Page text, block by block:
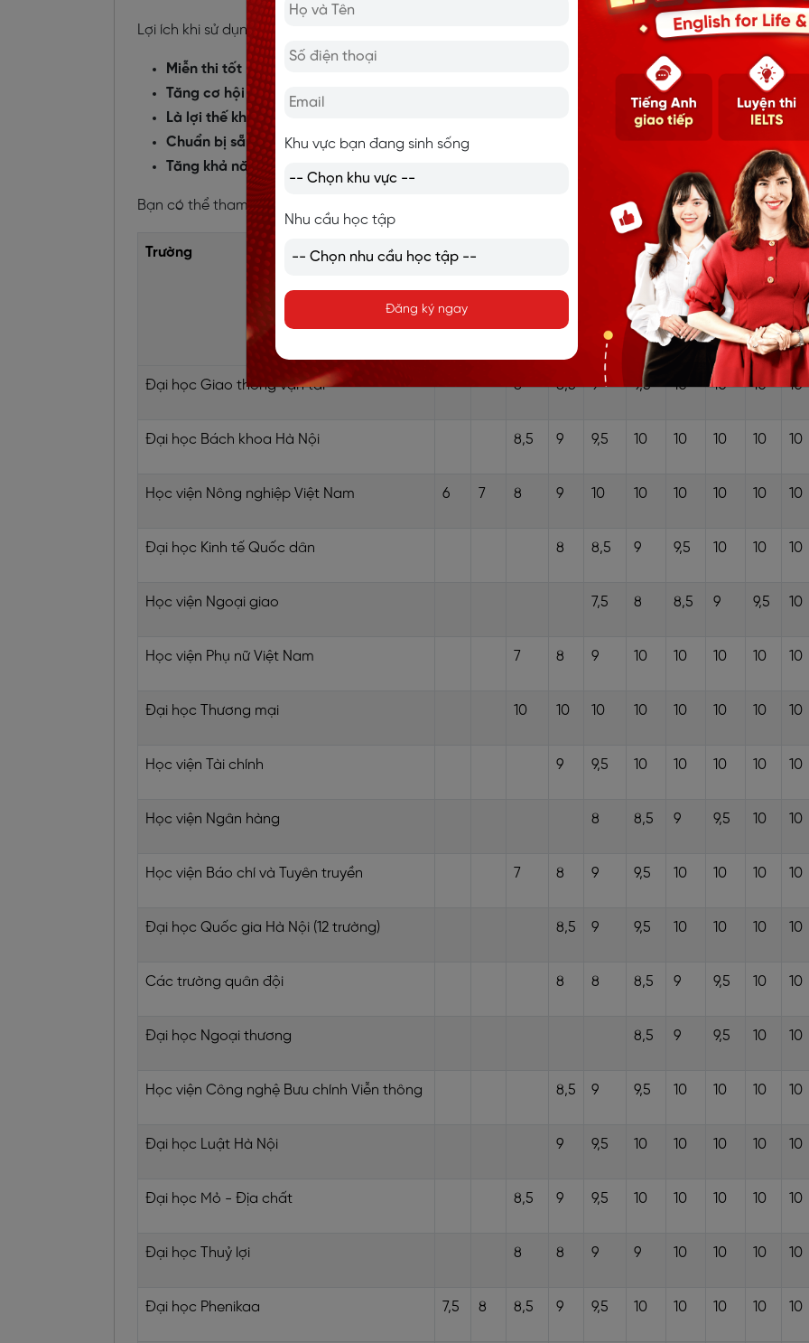
Lợi ích khi sử dụng chứng chỉ IELTS xét tuyển Đại học:
Miễn thi tốt nghiệp môn tiếng Anh
, tiết kiệm thời gian và giảm áp lực thi cử
Tăng cơ hội trúng tuyển thẳng
Là lợi thế khi cạnh tranh vào ngành hot
như Kinh tế, Ngoại thương, CNTT, Quốc tế học,...
Chuẩn bị sẵn sàng cho các chương trình đào tạo bằng tiếng Anh
hoặc liên kết quốc tế
Tăng khả năng nhận học bổng hoặc hỗ trợ học phí
tại các trường tư thục, quốc tế
Bạn có thể tham khảo mức quy đổi điểm IELTS tại một số trường Đại học sau đây:
Trường Quy đổi điểm IELTS
4.0 6.5 7.0 7.5
9.0
Đại học Giao thông vận tải 8 8,5 9 9,5 10 10 10 10
Đại học Bách khoa Hà Nội 8,5 9 9,5 10 10 10 10 10
Học viện Nông nghiệp Việt Nam 6 7 8 9 10 10 10 10 10 10
Đại học Kinh tế Quốc dân 8 8,5 9 9,5 10 10 10
Học viện Ngoại giao 7,5 8 8,5 9 9,5 10
Học viện Phụ nữ Việt Nam 7 8 9 10 10 10 10 10
Đại học Thương mại 10 10 10 10 10 10 10 10
Học viện Tài chính 9 9,5 10 10 10 10 10
Học viện Ngân hàng 8 8,5 9 9,5 10 10
Học viện Báo chí và Tuyên truyền 7 8 9 9,5 10 10 10 10
Đại học Quốc gia Hà Nội (12 trường) 8,5 9 9,5 10 10 10 10
Các trường quân đội 8 8 8,5 9 9,5 10 10
Đại học Ngoại thương 8,5 9 9,5 10 10
Học viện Công nghệ Bưu chính Viễn thông 8,5 9 9,5 10 10 10 10
Đại học Luật Hà Nội 9 9,5 10 10 10 10 10
Đại học Mỏ - Địa chất 8,5 9 9,5 10 10 10 10 10
Đại học Thuỷ lợi 8 8 9 9 10 10 10 10
Đại học Phenikaa 7,5 8 8,5 9 9,5 10 10 10 10 10
Khu vực bạn đang sinh sống
Nhu cầu học tập
Đăng ký ngay